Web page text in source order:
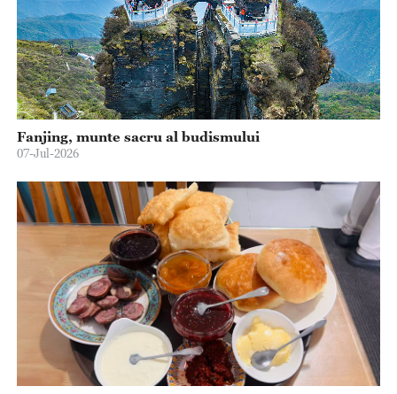
Fanjing, munte sacru al budismului
07-Jul-2026